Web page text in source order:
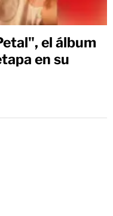
el álbum
en su